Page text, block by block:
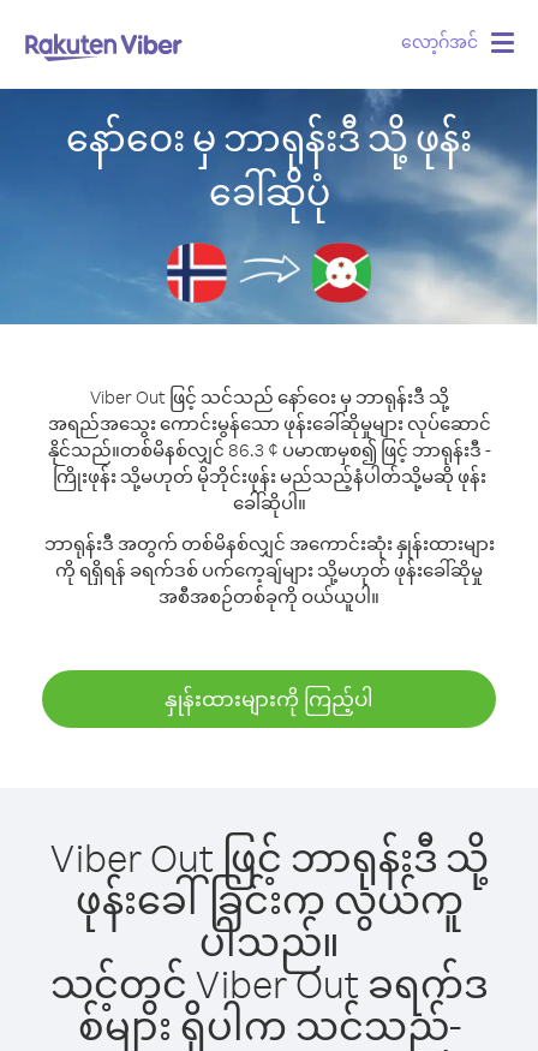
လော့ဂ်အင်
နော်ဝေး မှ ဘာရုန်းဒီ သို့ ဖုန်း
ခေါ်ဆိုပုံ
Viber Out ဖြင့် သင်သည် နော်ဝေး မှ ဘာရုန်းဒီ သို့
အရည်အသွေး ကောင်းမွန်သော ဖုန်းခေါ်ဆိုမှုများ လုပ်ဆောင်
နိုင်သည်။တစ်မိနစ်လျှင် 86.3 ¢ ပမာဏမှစ၍ ဖြင့် ဘာရုန်းဒီ -
ကြိုးဖုန်း သို့မဟုတ် မိုဘိုင်းဖုန်း မည်သည့်နံပါတ်သို့မဆို ဖုန်း
ခေါ်ဆိုပါ။
ဘာရုန်းဒီ အတွက် တစ်မိနစ်လျှင် အကောင်းဆုံး နှုန်းထားများ
ကို ရရှိရန် ခရက်ဒစ် ပက်ကေ့ချ်များ သို့မဟုတ် ဖုန်းခေါ်ဆိုမှု
အစီအစဉ်တစ်ခုကို ဝယ်ယူပါ။
နှုန်းထားများကို ကြည့်ပါ
Viber Out ဖြင့် ဘာရုန်းဒီ သို့
ဖုန်းခေါ်ခြင်းက လွယ်ကူ
ပါသည်။
သင့်တွင် Viber Out ခရက်ဒ
စ်များ ရှိပါက သင်သည်-